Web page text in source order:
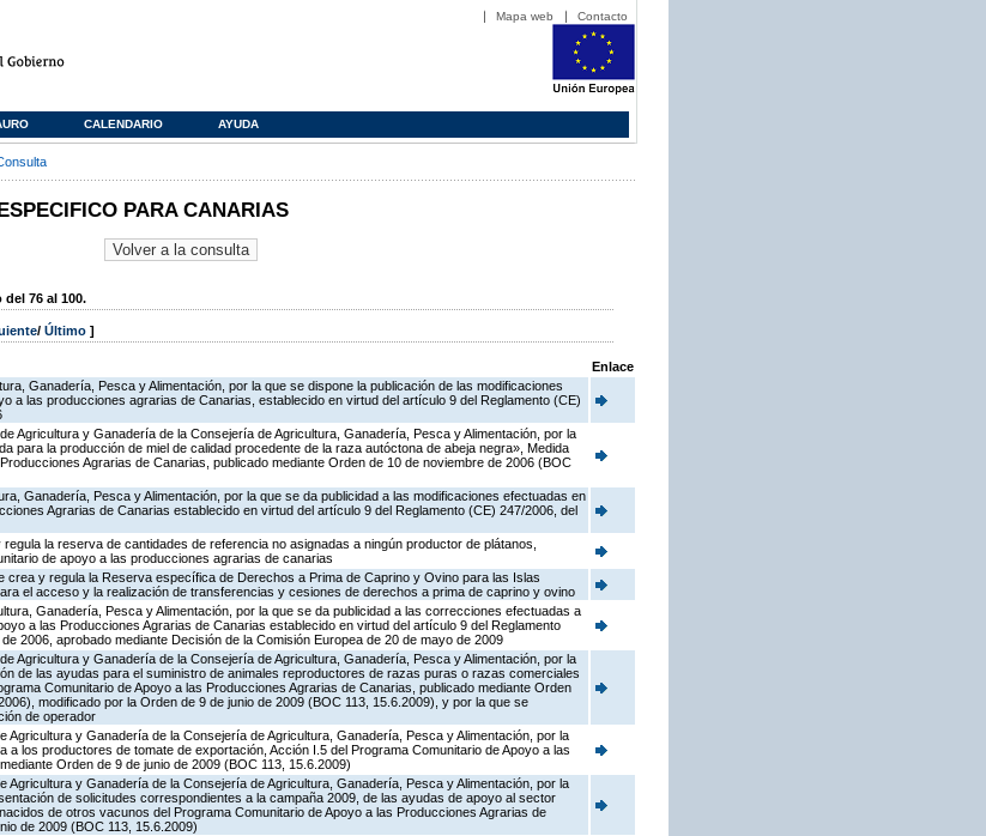
Mapa web Contacto
CALENDARIO AYUDA
PARA CANARIAS
76 al 100.
/ Último ]
Enlace
Ganadería, Pesca y Alimentación, por la que se dispone la publicación de las modificaciones
a las producciones agrarias de Canarias, establecido en virtud del artículo 9 del Reglamento (CE)
Agricultura y Ganadería de la Consejería de Agricultura, Ganadería, Pesca y Alimentación, por la
para la producción de miel de calidad procedente de la raza autóctona de abeja negra», Medida
Agrarias de Canarias, publicado mediante Orden de 10 de noviembre de 2006 (BOC
Ganadería, Pesca y Alimentación, por la que se da publicidad a las modificaciones efectuadas en
Agrarias de Canarias establecido en virtud del artículo 9 del Reglamento (CE) 247/2006, del
la reserva de cantidades de referencia no asignadas a ningún productor de plátanos,
de apoyo a las producciones agrarias de canarias
crea y regula la Reserva específica de Derechos a Prima de Caprino y Ovino para las Islas
el acceso y la realización de transferencias y cesiones de derechos a prima de caprino y ovino
Ganadería, Pesca y Alimentación, por la que se da publicidad a las correcciones efectuadas a
a las Producciones Agrarias de Canarias establecido en virtud del artículo 9 del Reglamento
2006, aprobado mediante Decisión de la Comisión Europea de 20 de mayo de 2009
Agricultura y Ganadería de la Consejería de Agricultura, Ganadería, Pesca y Alimentación, por la
de las ayudas para el suministro de animales reproductores de razas puras o razas comerciales
Comunitario de Apoyo a las Producciones Agrarias de Canarias, publicado mediante Orden
modificado por la Orden de 9 de junio de 2009 (BOC 113, 15.6.2009), y por la que se
de operador
Agricultura y Ganadería de la Consejería de Agricultura, Ganadería, Pesca y Alimentación, por la
a los productores de tomate de exportación, Acción I.5 del Programa Comunitario de Apoyo a las
Orden de 9 de junio de 2009 (BOC 113, 15.6.2009)
Agricultura y Ganadería de la Consejería de Agricultura, Ganadería, Pesca y Alimentación, por la
de solicitudes correspondientes a la campaña 2009, de las ayudas de apoyo al sector
de otros vacunos del Programa Comunitario de Apoyo a las Producciones Agrarias de
de 2009 (BOC 113, 15.6.2009)